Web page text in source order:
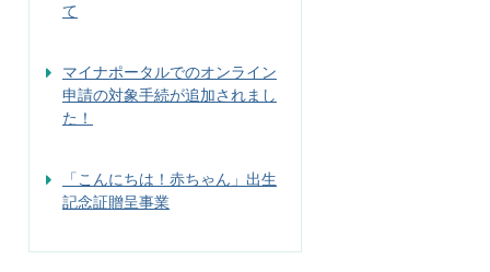
て
マイナポータルでのオンライン
申請の対象手続が追加されまし
た！
「こんにちは！赤ちゃん」出生
記念証贈呈事業